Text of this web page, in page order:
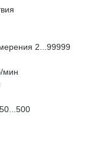
2...99999
мин